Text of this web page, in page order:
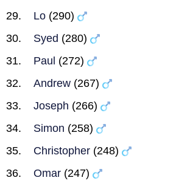
Lo (290)
Syed (280)
Paul (272)
Andrew (267)
Joseph (266)
Simon (258)
Christopher (248)
Omar (247)